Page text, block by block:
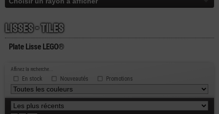
Lisses - tiles
Plate Lisse LEGO®
Affinez la recherche...
En stock Nouveautés Promotions